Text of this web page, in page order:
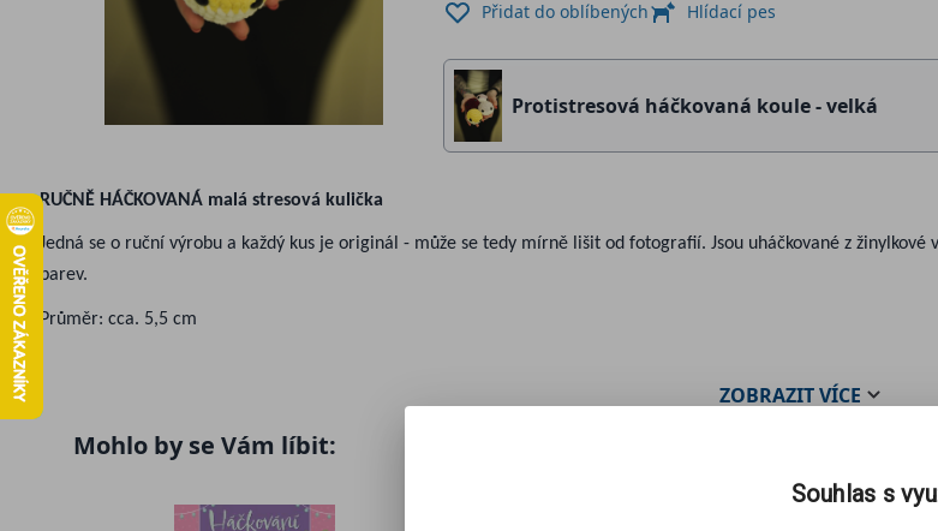
Přidat do oblíbených Hlídací pes
Protistresová háčkovaná koule - velká
RUČNĚ HÁČKOVANÁ malá stresová kulička
Jedná se o ruční výrobu a každý kus je originál - může se tedy mírně lišit od fotografií. Jsou uháčkované z
barev.
Průměr: cca. 5,5 cm
ZOBRAZITVÍCE
Mohlo by se Vám líbit:
Souhlas s